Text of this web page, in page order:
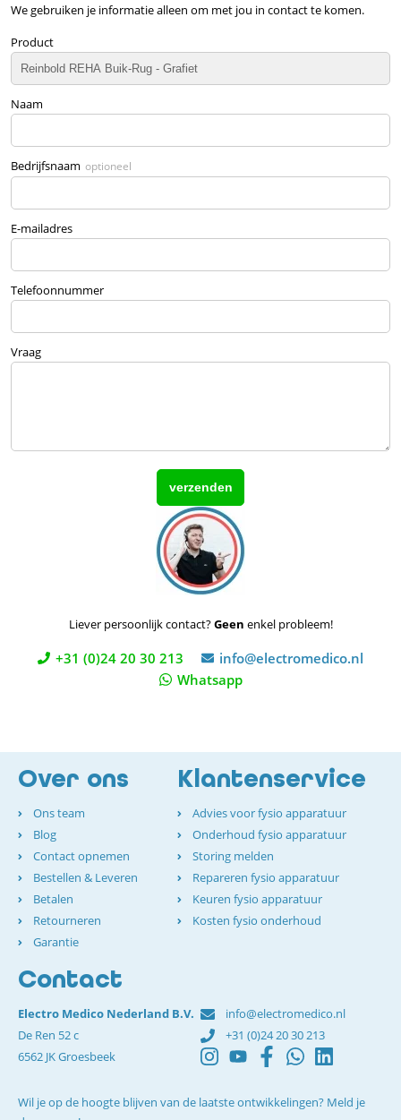
We gebruiken je informatie alleen om met jou in contact te komen.
Product
Naam
Bedrijfsnaam optioneel
E-mailadres
Telefoonnummer
Vraag
Liever persoonlijk contact?Geen enkel probleem!
+31 (0)24 20 30 213
info@electromedico.nl
Whatsapp
Over ons
Ons team
Blog
Contact opnemen
Bestellen & Leveren
Betalen
Retourneren
Garantie
Klantenservice
Advies voor fysio apparatuur
Onderhoud fysio apparatuur
Storing melden
Repareren fysio apparatuur
Keuren fysio apparatuur
Kosten fysio onderhoud
Contact
Electro Medico Nederland B.V.
De Ren 52 c
6562 JK Groesbeek
info@electromedico.nl
+31 (0)24 20 30 213
Wil je op de hoogte blijven van de laatste ontwikkelingen? Meld je